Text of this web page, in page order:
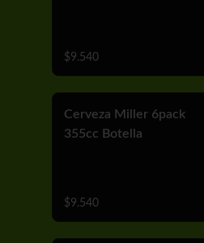
$9.540
Cerveza Miller 6pack
355cc Botella
$9.540